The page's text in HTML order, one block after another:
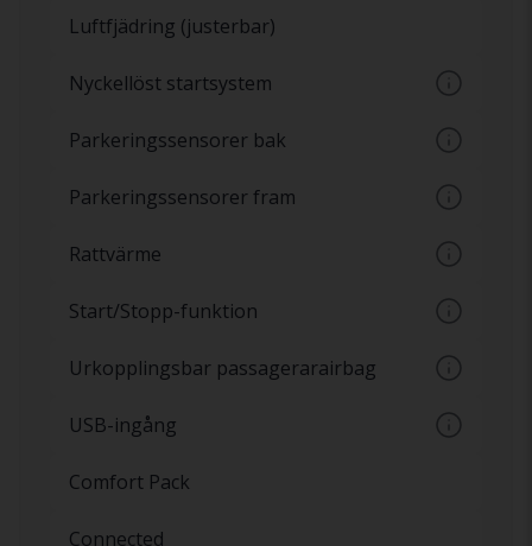
vitt ljus och har samma ljusstyrka från star
Luftfjädring (justerbar)
Nyckellöst startsystem
Startknapp i bilen utan tändningslås. Även
kallat Keyless-go
Parkeringssensorer bak
Sensorer på stötfångare baktill som varnar
för hinder bakom bilen
Parkeringssensorer fram
hinder framför bilen
Rattvärme
Start/Stopp-funktion
vid exempelvis trafikljus
Urkopplingsbar passagerarairbag
Möjlighet att koppla till och från airbagen
på passagerarsidan
USB-ingång
Comfort Pack
Connected